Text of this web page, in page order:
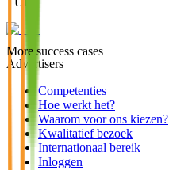
More success cases
Advertisers
Competenties
Hoe werkt het?
Waarom voor ons kiezen?
Kwalitatief bezoek
Internationaal bereik
Inloggen